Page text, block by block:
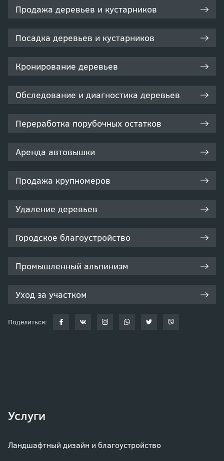
Продажа деревьев и кустарников
Посадка деревьев и кустарников
Кронирование деревьев
Обследование и диагностика деревьев
Переработка порубочных остатков
Аренда автовышки
Продажа крупномеров
Удаление деревьев
Городское благоустройство
Промышленный альпинизм
Уход за участком
Поделиться:
Услуги
Ландшафтный дизайн и благоустройство